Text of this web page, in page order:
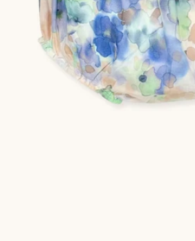
ディア 0 をモーダルで開く